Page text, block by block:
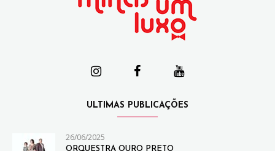
ULTIMAS PUBLICAÇÕES
26/06/2025
ORQUESTRA OURO PRETO